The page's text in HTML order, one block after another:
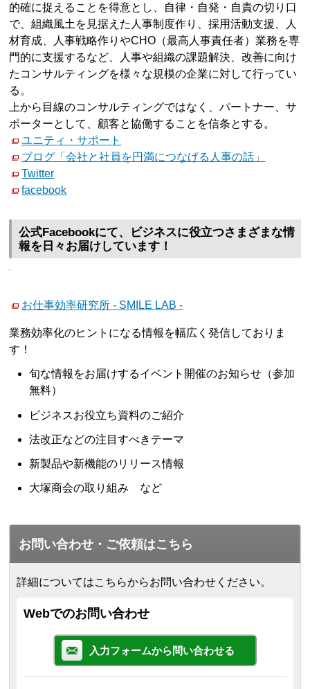
的確に捉えることを得意とし、自律・自発・自責の切り口
で、組織風土を見据えた人事制度作り、採用活動支援、人
材育成、人事戦略作りやCHO（最高人事責任者）業務を専
門的に支援するなど、人事や組織の課題解決、改善に向け
たコンサルティングを様々な規模の企業に対して行ってい
る。
上から目線のコンサルティングではなく、パートナー、サ
ポーターとして、顧客と協働することを信条とする。
ユニティ・サポート
ブログ「会社と社員を円満につなげる人事の話」
Twitter
facebook
公式Facebookにて、ビジネスに役立つさまざまな情
報を日々お届けしています！
お仕事効率研究所 - SMILE LAB -
業務効率化のヒントになる情報を幅広く発信しておりま
す！
旬な情報をお届けするイベント開催のお知らせ（参加
無料）
ビジネスお役立ち資料のご紹介
法改正などの注目すべきテーマ
新製品や新機能のリリース情報
大塚商会の取り組み など
お問い合わせ・ご依頼はこちら
詳細についてはこちらからお問い合わせください。
Webでのお問い合わせ
入力フォームから問い合わせる